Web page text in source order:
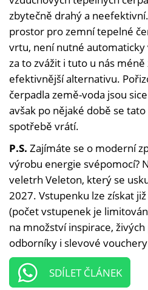
zbytečně drahý a
prostor pro zemní tepelné
vrtu, není nutné
za to zvážit i tuto u nás
efektivnější alternativu.
čerpadla země-voda jsou
avšak po nějaké době se
spotřebě vrátí.
P.S. Zajímáte se o moderní
výrobu energie svépomocí?
veletrh Veleton, který se
2027. Vstupenku lze získat
(počet vstupenek je
na množství inspirace,
odborníky i slevové
SDÍLET ČLÁNEK